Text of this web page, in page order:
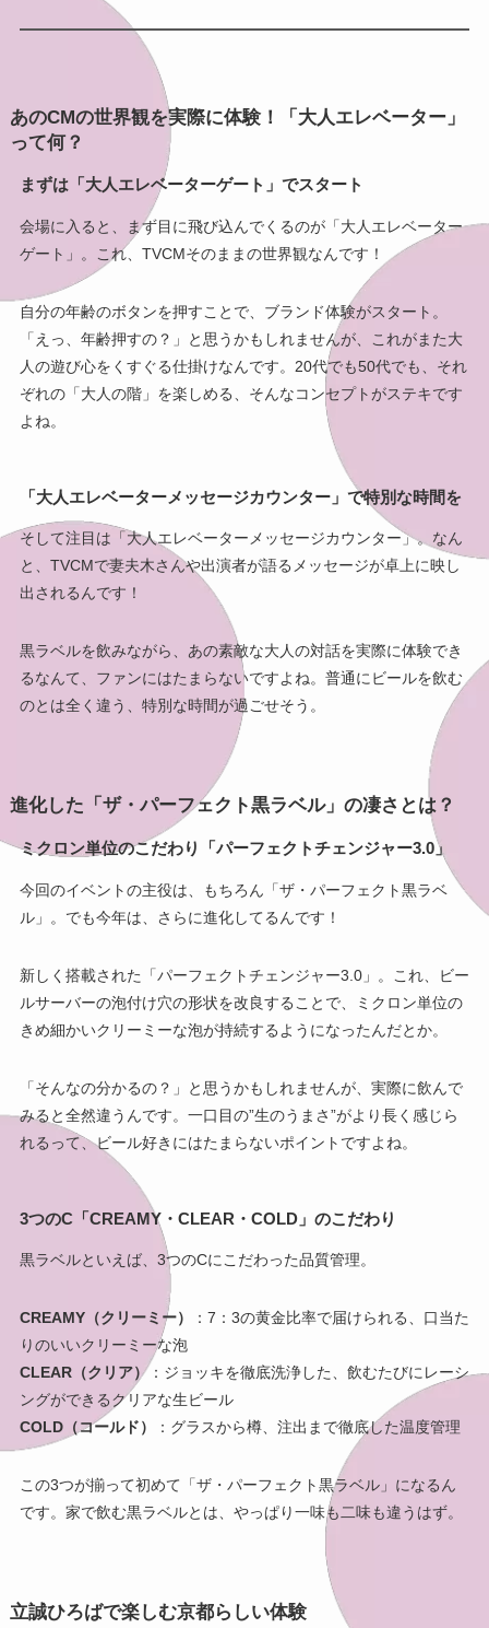
あのCMの世界観を実際に体験！「大人エレベーター」
って何？
まずは「大人エレベーターゲート」でスタート
会場に入ると、まず目に飛び込んでくるのが「大人エレベーター
ゲート」。これ、TVCMそのままの世界観なんです！
自分の年齢のボタンを押すことで、ブランド体験がスタート。
「えっ、年齢押すの？」と思うかもしれませんが、これがまた大
人の遊び心をくすぐる仕掛けなんです。20代でも50代でも、それ
ぞれの「大人の階」を楽しめる、そんなコンセプトがステキです
よね。
「大人エレベーターメッセージカウンター」で特別な時間を
そして注目は「大人エレベーターメッセージカウンター」。なん
と、TVCMで妻夫木さんや出演者が語るメッセージが卓上に映し
出されるんです！
黒ラベルを飲みながら、あの素敵な大人の対話を実際に体験でき
るなんて、ファンにはたまらないですよね。普通にビールを飲む
のとは全く違う、特別な時間が過ごせそう。
進化した「ザ・パーフェクト黒ラベル」の凄さとは？
ミクロン単位のこだわり「パーフェクトチェンジャー3.0」
今回のイベントの主役は、もちろん「ザ・パーフェクト黒ラベ
ル」。でも今年は、さらに進化してるんです！
新しく搭載された「パーフェクトチェンジャー3.0」。これ、ビー
ルサーバーの泡付け穴の形状を改良することで、ミクロン単位の
きめ細かいクリーミーな泡が持続するようになったんだとか。
「そんなの分かるの？」と思うかもしれませんが、実際に飲んで
みると全然違うんです。一口目の”生のうまさ”がより長く感じら
れるって、ビール好きにはたまらないポイントですよね。
3つのC「CREAMY・CLEAR・COLD」のこだわり
黒ラベルといえば、3つのCにこだわった品質管理。
CREAMY（クリーミー）
：7：3の黄金比率で届けられる、口当た
りのいいクリーミーな泡
CLEAR（クリア）：ジョッキを徹底洗浄した、飲むたびにレーシ
ングができるクリアな生ビール
COLD（コールド）
：グラスから樽、注出まで徹底した温度管理
この3つが揃って初めて「ザ・パーフェクト黒ラベル」になるん
です。家で飲む黒ラベルとは、やっぱり一味も二味も違うはず。
立誠ひろばで楽しむ京都らしい体験